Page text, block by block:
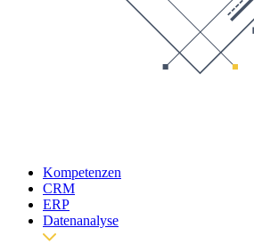
Kompetenzen
CRM
ERP
Datenanalyse